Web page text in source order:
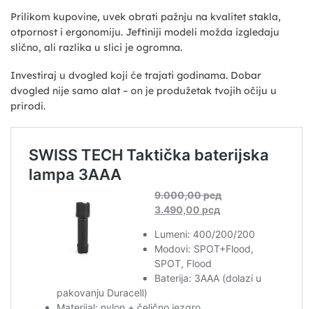
Prilikom kupovine, uvek obrati pažnju na kvalitet stakla,
otpornost i ergonomiju. Jeftiniji modeli možda izgledaju
slično, ali razlika u slici je ogromna.
Investiraj u dvogled koji će trajati godinama. Dobar
dvogled nije samo alat – on je produžetak tvojih očiju u
prirodi.